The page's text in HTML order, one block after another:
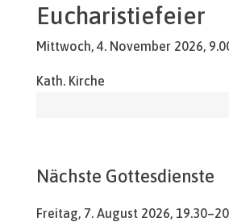
Eucharistiefeier
Mittwoch, 4. November 2026,
Kath. Kirche
Nächste Gottesdienste
Freitag, 7. August 2026,